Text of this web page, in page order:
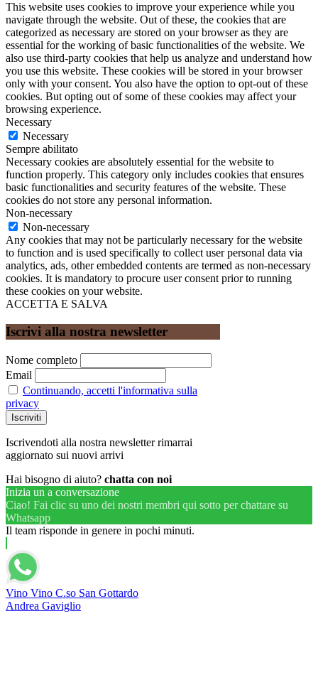
This website uses cookies to improve your experience while you
navigate through the website. Out of these, the cookies that are
categorized as necessary are stored on your browser as they are
essential for the working of basic functionalities of the website. We
also use third-party cookies that help us analyze and understand how
you use this website. These cookies will be stored in your browser
only with your consent. You also have the option to opt-out of these
cookies. But opting out of some of these cookies may affect your
browsing experience.
Necessary
Necessary
Sempre abilitato
Necessary cookies are absolutely essential for the website to
function properly. This category only includes cookies that ensures
basic functionalities and security features of the website. These
cookies do not store any personal information.
Non-necessary
Non-necessary
Any cookies that may not be particularly necessary for the website
to function and is used specifically to collect user personal data via
analytics, ads, other embedded contents are termed as non-necessary
cookies. It is mandatory to procure user consent prior to running
these cookies on your website.
ACCETTA E SALVA
Iscrivi alla nostra newsletter
Nome completo
Email
Continuando, accetti l'informativa sulla
privacy
Iscrivendoti alla nostra newsletter rimarrai
aggiornato sui nuovi arrivi
Hai bisogno di aiuto? chatta con noi
Inizia un a conversazione
Ciao! Fai clic su uno dei nostri membri qui sotto per chattare su
Whatsapp
Il team risponde in genere in pochi minuti.
Vino Vino C.so San Gottardo
Andrea Gaviglio